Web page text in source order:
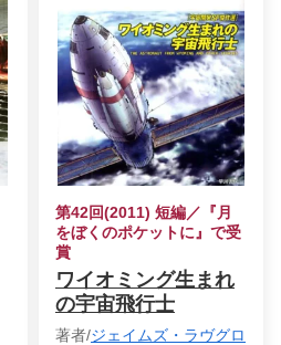
第42回(2011) 短編／『月
をぼくのポケットに』で受
賞
ワイオミング生まれ
の宇宙飛行士
著者/ジェイムズ・ラヴグロ